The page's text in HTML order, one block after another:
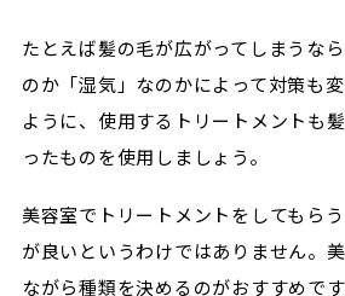
たとえば髪の毛が広がってしまうな
のか「湿気」なのかによって対策も
ように、使用するトリートメントも
ったものを使用しましょう。
美容室でトリートメントをしてもら
が良いというわけではありません。
ながら種類を決めるのがおすすめです